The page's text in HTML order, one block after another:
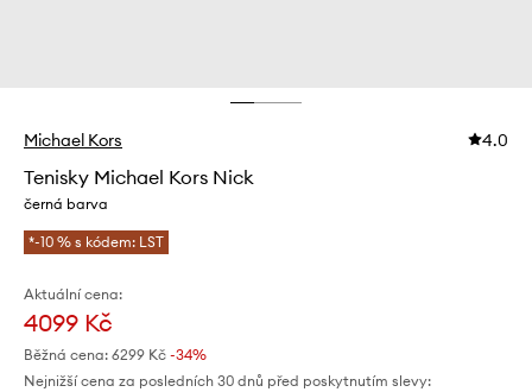
Michael Kors 4.0
Tenisky Michael Kors Nick
černá barva
*-10 % s kódem: LST
Aktuální cena:
4099 Kč
Běžná cena: 6299 Kč -34%
Nejnižší cena za posledních 30 dnů před poskytnutím slevy: